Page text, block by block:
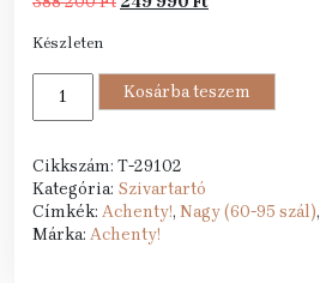
388
200 Ft.
249
990 Ft.
Készleten
Humidor
szivar
részére,
spanyol
cédrusfa
Kosárba teszem
Cikkszám: T-29102
Kategória: Szivartartó
Címkék: Achenty!, Nagy (60-95 szál),
Márka: Achenty!